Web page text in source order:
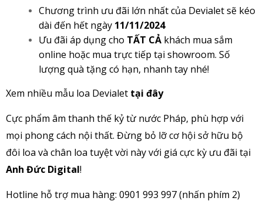
Chương trình ưu đãi lớn nhất của Devialet sẽ kéo
dài đến hết ngày 11/11/2024
Ưu đãi áp dụng cho TẤT CẢ khách mua sắm
online hoặc mua trực tiếp tại showroom. Số
lượng quà tặng có hạn, nhanh tay nhé!
Xem nhiều mẫu loa Devialet tại đây
Cực phẩm âm thanh thế kỷ từ nước Pháp, phù hợp với
mọi phong cách nội thất. Đừng bỏ lỡ cơ hội sở hữu bộ
đôi loa và chân loa tuyệt vời này với giá cực kỳ ưu đãi tại
Anh Đức Digital!
Hotline hỗ trợ mua hàng: 0901 993 997 (nhấn phím 2)